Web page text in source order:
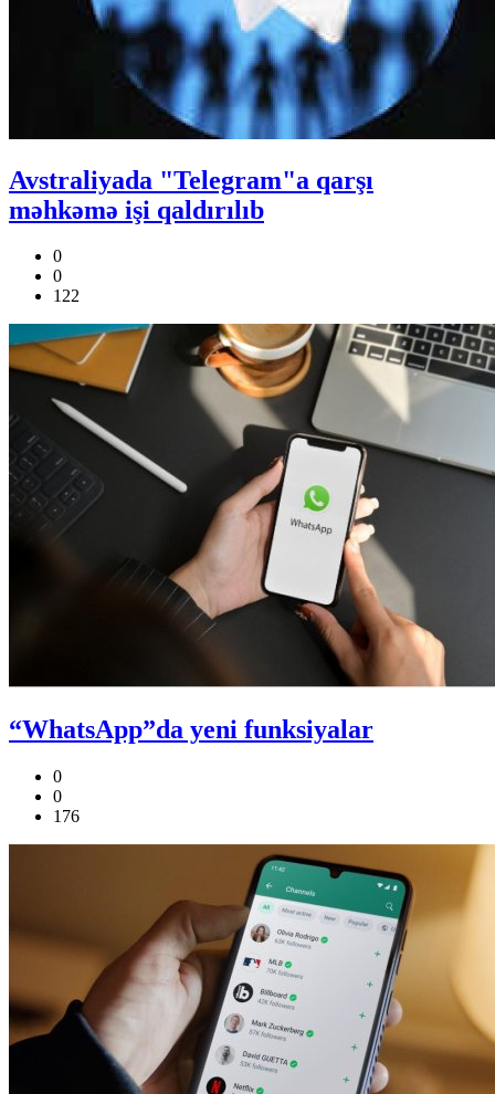
Avstraliyada "Telegram"a qarşı
məhkəmə işi qaldırılıb
0
0
122
“WhatsApp”da yeni funksiyalar
0
0
176